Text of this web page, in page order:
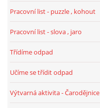
STÁTNÍ SVÁTKY
20.10. DEN STROMŮ
Pracovní list - puzzle , kohout
Pracovní list - slova , jaro
Třídíme odpad
Učíme se třídit odpad
Výtvarná aktivita - Čarodějnice